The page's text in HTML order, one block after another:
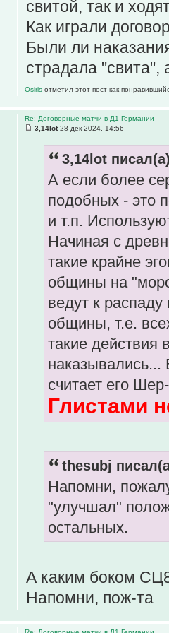
свитой, так и
Как играли
Были ли
страдала "свита",
Osiris отметил этот пост как
Re: Договорные матчи в Д1 Германии
3,14lot28 дек 2024, 14:56
3,14lot
А если более
подобных - это
и т.п.
Начиная с
такие крайне
общины на
ведут к
общины, т.е.
такие действия
наказывались...
считает его
Глистами
thesubj
Напомни,
"улучшал"
остальных.
А каким боком
Напомни, пож-та